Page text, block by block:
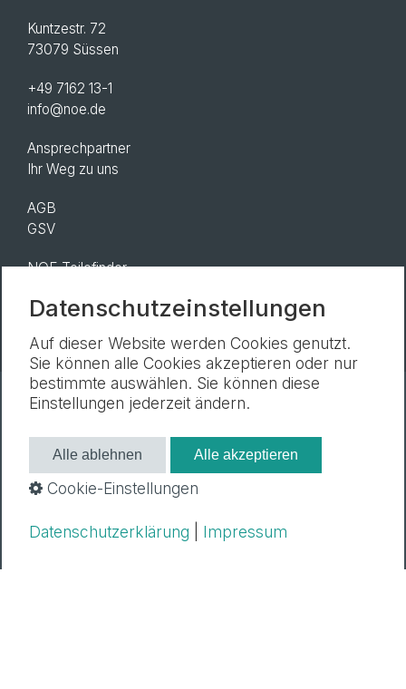
Kuntzestr. 72
73079 Süssen
+49 7162 13-1
info@noe.de
Ansprechpartner
Ihr Weg zu uns
AGB
GSV
NOE Teilefinder
Cookie-Einstellungen
Datenschutzeinstellungen
Auf dieser Website werden Cookies genutzt.
Sie können alle Cookies akzeptieren oder nur
bestimmte auswählen. Sie können diese
Einstellungen jederzeit ändern.
Alle ablehnen Alle akzeptieren
Cookie-Einstellungen
Datenschutzerklärung Impressum